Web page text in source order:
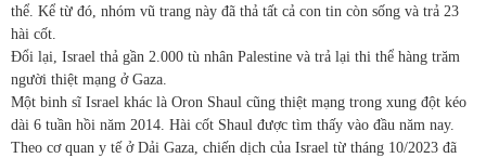
thể. Kể từ đó, nhóm vũ trang này đã thả tất cả con tin còn sống và trả 23
hài cốt.
Đổi lại, Israel thả gần 2.000 tù nhân Palestine và trả lại thi thể hàng trăm
người thiệt mạng ở Gaza.
Một binh sĩ Israel khác là Oron Shaul cũng thiệt mạng trong xung đột kéo
dài 6 tuần hồi năm 2014. Hài cốt Shaul được tìm thấy vào đầu năm nay.
Theo cơ quan y tế ở Dải Gaza, chiến dịch của Israel từ tháng 10/2023 đã